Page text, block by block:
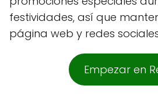
festividades, así que
página web y redes
Empezar en